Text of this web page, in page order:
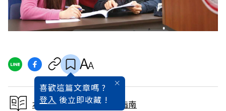
喜歡這篇文章嗎 ?
登入 後立即收藏 !
本文出自2016大學入學指南